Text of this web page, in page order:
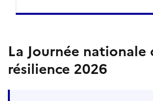
La Journée nationale
résilience 2026